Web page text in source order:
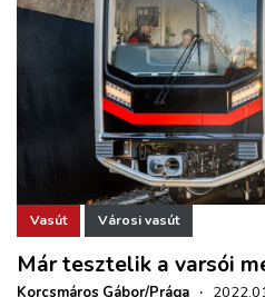
Vasút Városi vasút
Már tesztelik a varsói
Korcsmáros Gábor/Prága ·